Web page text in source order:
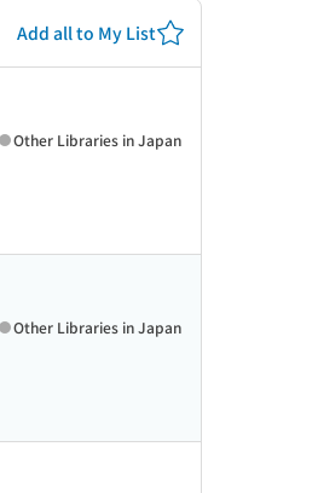
Add all to My List
Other Libraries in Japan
Other Libraries in Japan